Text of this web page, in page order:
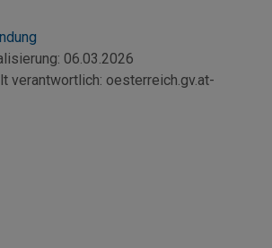
06.03.2026
verantwortlich: oesterreich.gv.at-